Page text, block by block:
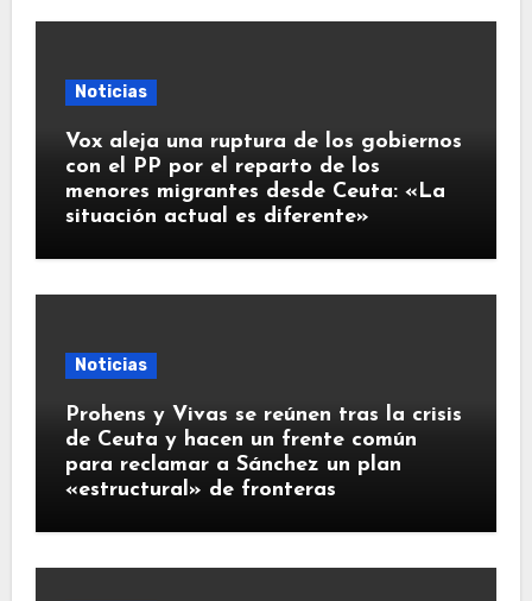
Noticias
Vox aleja una ruptura de los gobiernos
con el PP por el reparto de los
menores migrantes desde Ceuta: «La
situación actual es diferente»
Noticias
Prohens y Vivas se reúnen tras la crisis
de Ceuta y hacen un frente común
para reclamar a Sánchez un plan
«estructural» de fronteras